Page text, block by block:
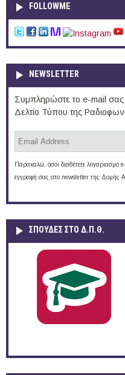
FOLLOWME
NEWSLETTER
Συμπληρώστε το e-mail σας
Δελτίο Τύπου της
Παρακαλώ, όσοι διαθέτετε λογαριασμό
εγγραφή σας στο newsletter της Δομής
ΣΠΟΥΔΈΣ ΣΤΟ Δ.Π.Θ.